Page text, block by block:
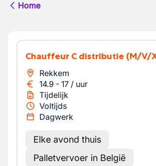
Home
Chauffeur C distributie (M/V/
Rekkem
14.9 - 17 / uur
Tijdelijk
Voltijds
Dagwerk
Elke avond thuis
Palletvervoer in België